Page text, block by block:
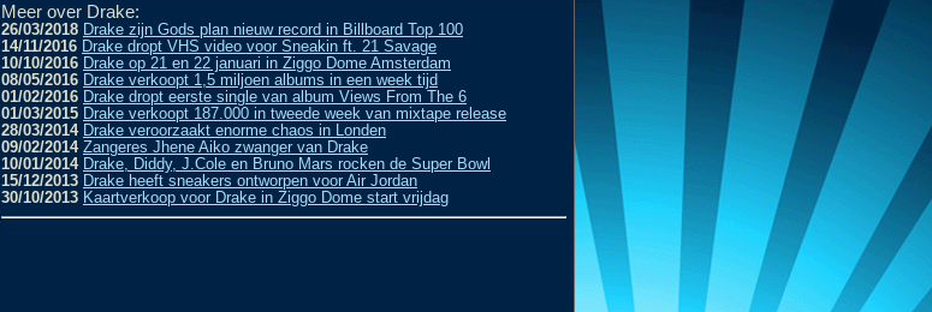
Meer over Drake:
26/03/2018 Drake zijn Gods plan nieuw record in Billboard Top 100
14/11/2016 Drake dropt VHS video voor Sneakin ft. 21 Savage
10/10/2016 Drake op 21 en 22 januari in Ziggo Dome Amsterdam
08/05/2016 Drake verkoopt 1,5 miljoen albums in een week tijd
01/02/2016 Drake dropt eerste single van album Views From The 6
01/03/2015 Drake verkoopt 187.000 in tweede week van mixtape release
28/03/2014 Drake veroorzaakt enorme chaos in Londen
09/02/2014 Zangeres Jhene Aiko zwanger van Drake
10/01/2014 Drake, Diddy, J.Cole en Bruno Mars rocken de Super Bowl
15/12/2013 Drake heeft sneakers ontworpen voor Air Jordan
30/10/2013 Kaartverkoop voor Drake in Ziggo Dome start vrijdag